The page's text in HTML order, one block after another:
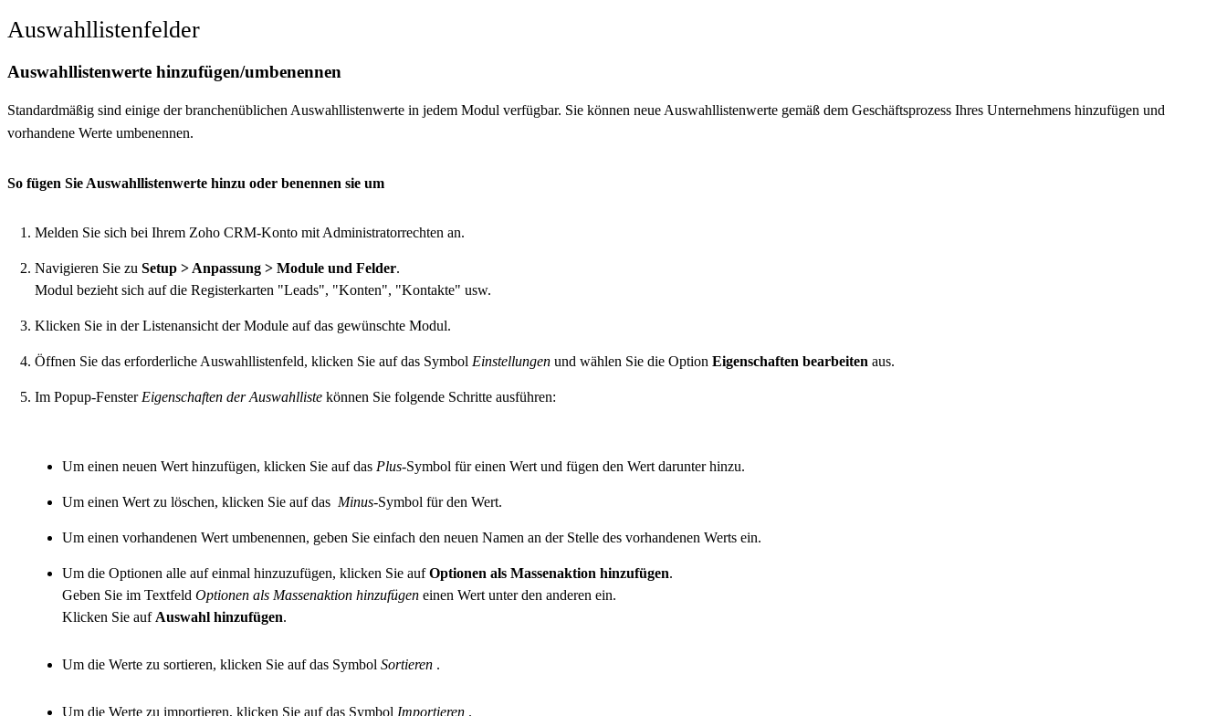
Auswahllistenfelder
Auswahllistenwerte hinzufügen/umbenennen
Standardmäßig sind einige der branchenüblichen Auswahllistenwerte in jedem Modul verfügbar. Sie können neue Auswahllistenwerte gemäß dem Geschäftsprozess Ihres Unternehmens hinzufügen und
vorhandene Werte umbenennen.
So fügen Sie Auswahllistenwerte hinzu oder benennen sie um
Melden Sie sich bei Ihrem Zoho CRM-Konto mit Administratorrechten an.
Navigieren Sie zu Setup > Anpassung > Module und Felder.
Modul bezieht sich auf die Registerkarten "Leads", "Konten", "Kontakte" usw.
Klicken Sie in der Listenansicht der Module auf das gewünschte Modul.
Öffnen Sie das erforderliche Auswahllistenfeld, klicken Sie auf das Symbol Einstellungen und wählen Sie die Option Eigenschaften bearbeiten aus.
Im Popup-FensterEigenschaften der Auswahlliste können Sie folgende Schritte ausführen:
Um einen neuen Wert hinzufügen, klicken Sie auf das Plus-Symbol für einen Wert und fügen den Wert darunter hinzu.
Um einen Wert zu löschen, klicken Sie auf das Minus-Symbol für den Wert.
Um einen vorhandenen Wert umbenennen, geben Sie einfach den neuen Namen an der Stelle des vorhandenen Werts ein.
Um die Optionen alle auf einmal hinzuzufügen, klicken Sie aufOptionen als Massenaktion hinzufügen.
Geben Sie im Textfeld Optionen als Massenaktion hinzufügen einen Wert unter den anderen ein.
Klicken Sie aufAuswahl hinzufügen.
Um die Werte zu sortieren, klicken Sie auf das Symbol Sortieren .
Um die Werte zu importieren, klicken Sie auf das Symbol Importieren .